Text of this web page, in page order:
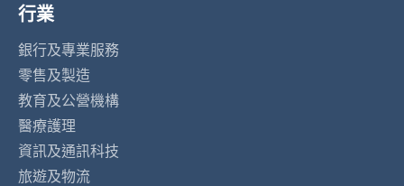
行業
銀行及專業服務
零售及製造
教育及公營機構
醫療護理
資訊及通訊科技
旅遊及物流